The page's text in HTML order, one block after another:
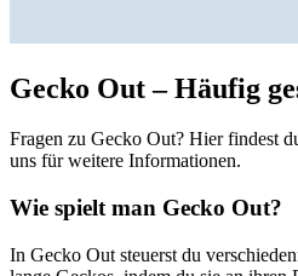
Gecko Out – Häufig
Fragen zu Gecko Out? Hier findest
uns für weitere Informationen.
Wie spielt man Gecko Out?
In Gecko Out steuerst du